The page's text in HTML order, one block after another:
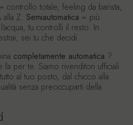
= controllo totale, feeling da barista,
Z. Semiautomatica = più
tu controlli il resto. In
sei tu che decidi.
completamente automatica ?
per te. Siamo rivenditori ufficiali
al tuo posto, dal chicco alla
senza preoccuparti della